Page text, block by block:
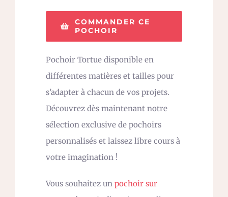
COMMANDER CE
POCHOIR
Pochoir Tortue disponible en
différentes matières et tailles pour
s’adapter à chacun de vos projets.
Découvrez dès maintenant notre
sélection exclusive de pochoirs
personnalisés et laissez libre cours à
votre imagination !
Vous souhaitez un pochoir sur